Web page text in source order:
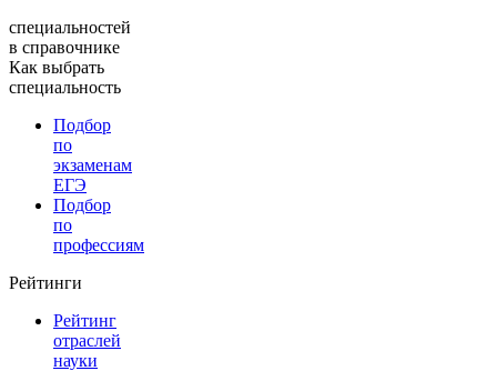
специальностей
в справочнике
Как выбрать
специальность
Подбор
по
экзаменам
ЕГЭ
Подбор
по
профессиям
Рейтинги
Рейтинг
отраслей
науки